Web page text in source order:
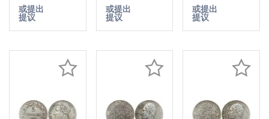
Argent
Silver ->
或提出
提议
Argent
Silver ->
或提出
提议
Minted
Argent
Make offer
或提出
提议